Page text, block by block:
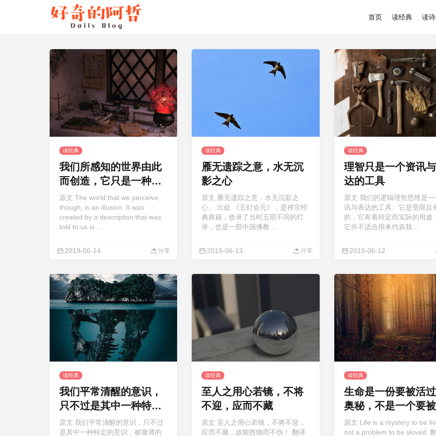
首页 读经典 读
读经典
我们所感知的世界由此
而创造，它只是一种幻
觉
原文 The world that we perceive,
though, is an illusion. It was
created by a description that was
told to us si ...
2019-06-14 分享
读经典
雁无遗踪之意，水无沉
影之心
原文 雁无遗踪之意，水无沉影之
心。 出处 《五灯会元》，是禅宗经
典典籍，收录了当时五部不同的灯
录，也是一部中国佛教 ...
2019-06-13 分享
读经典
理智只是一个资讯
达的工具
原文 我们的逻辑理智思维是
讯与表达的工具。它是受限且
的，它有着特定而实际的用途
它并不适合用来代表我 ...
2019-06-12
读经典
我们平常清醒的意识，
只不过是其中一种特定
的意识
原文 我们平常清醒的意识，只不过
是其中一种特定的意识，被微薄的
读经典
至人之用心若镜，不将
不迎，应而不藏
原文 至人之用心若镜，不将不迎，
应而不藏，故能胜物而不伤！ 翻译
读经典
生命是一份要被活
奥秘，不是一个要
决的问题
原文 Life is a mystery to be
not a problem to be sloved.